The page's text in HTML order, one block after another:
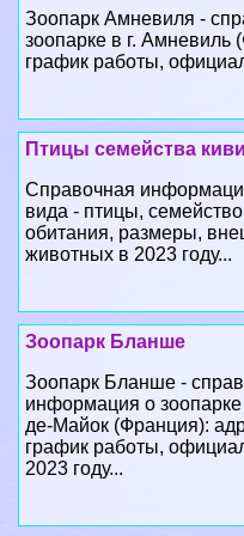
Зоопарк Амневиля -
зоопарке в г.
график работы,
Птицы семейства киви
Справочная
вида - птицы,
обитания, размеры,
животных в 2023 году...
Зоопарк Бланше
Зоопарк Бланше -
информация о
де-Майок (Франция):
график работы,
2023 году...